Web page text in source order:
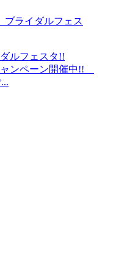
ルフェスタ!!
ンペーン開催中!!